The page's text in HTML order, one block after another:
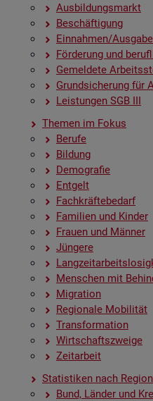
Aus­bil­dungs­markt
Be­schäf­ti­gung
Ein­nah­men/
För­de­rung und
Ge­mel­de­te
Grund­si­che­rung für
Leis­tun­gen SGB III
The­men im Fokus
Be­ru­fe
Bil­dung
De­mo­gra­fie
Ent­gelt
Fach­kräf­te­be­darf
Fa­mi­li­en und Kin­der
Frau­en und Män­ner
Jün­ge­re
Men­schen mit
Mi­gra­ti­on
Re­gio­na­le Mo­bi­li­tät
Trans­for­ma­ti­on
Wirt­schafts­zwei­ge
Zeit­ar­beit
Sta­tis­ti­ken nach
Bund, Län­der und